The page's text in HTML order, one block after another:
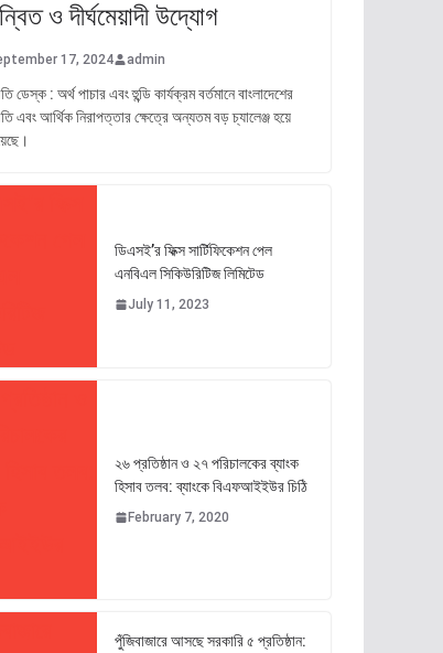
ও দীর্ঘমেয়াদী উদ্যোগ
17, 2024 admin
ডেস্ক : অর্থ পাচার এবং হুন্ডি কার্যক্রম বর্তমানে বাংলাদেশের
এবং আর্থিক নিরাপত্তার ক্ষেত্রে অন্যতম বড় চ্যালেঞ্জ হয়ে
ডিএসই’র ফিক্স সার্টিফিকেশন পেল
এনবিএল সিকিউরিটিজ লিমিটেড
July 11, 2023
২৬ প্রতিষ্ঠান ও ২৭ পরিচালকের ব্যাংক
হিসাব তলব: ব্যাংকে বিএফআইইউর চিঠি
February 7, 2020
পুঁজিবাজারে আসছে সরকারি ৫ প্রতিষ্ঠান: